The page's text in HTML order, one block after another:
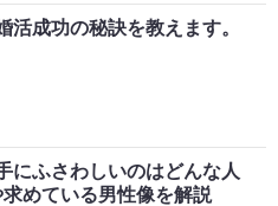
活成功の秘訣を教えます。
にふさわしいのはどんな人
めている男性像を解説